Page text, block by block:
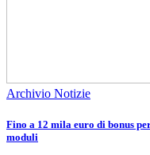
Archivio Notizie
Fino a 12 mila euro di bonus
moduli